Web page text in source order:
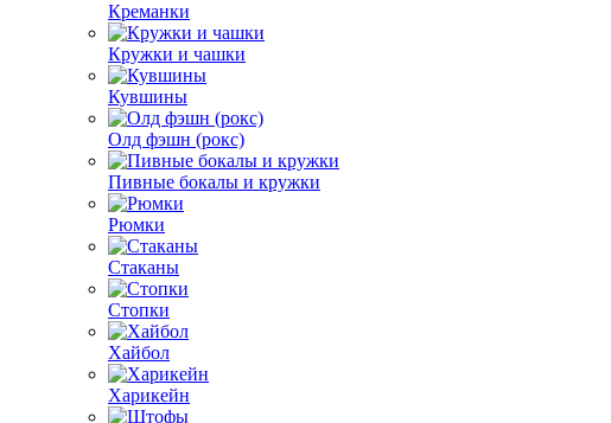
Креманки
Кружки и чашки
Кувшины
Олд фэшн (рокс)
Пивные бокалы и кружки
Рюмки
Стаканы
Стопки
Хайбол
Харикейн